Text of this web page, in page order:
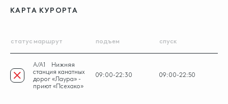
КАРТА КУРОРТА
статус маршрут подъем спуск
A/A1
Нижняя
станция канатных
дорог «Лаура» -
приют «Псехако»
09:00-22:30 09:00-22:50